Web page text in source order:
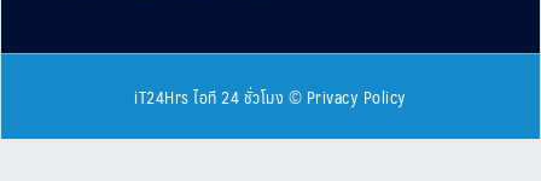
iT24Hrs ไอที 24 ชั่วโมง © Privacy Policy